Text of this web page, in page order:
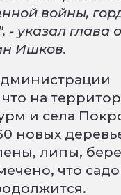
войны,
- указал глава
Ишков.
что на
и села
новых
липы,
что